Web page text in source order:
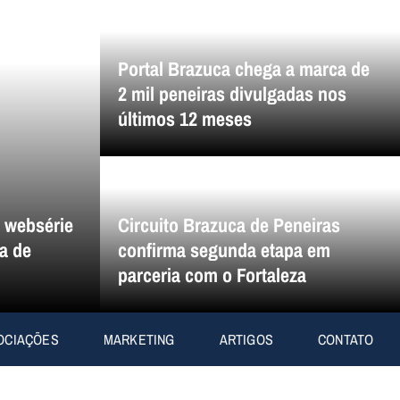
de
Portal Brazuca chega a marca de
2 mil peneiras divulgadas nos
últimos 12 meses
Circuito Brazuca de Peneiras
confirma segunda etapa em
parceria com o Fortaleza
MARKETING ARTIGOS CONTATO